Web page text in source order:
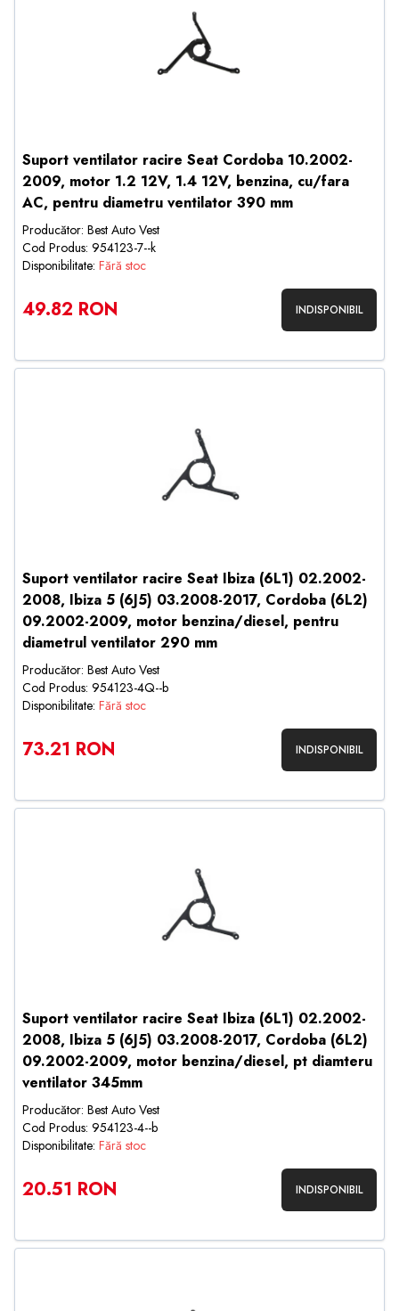
Suport ventilator racire Seat Cordoba 10.2002-
2009, motor 1.2 12V, 1.4 12V, benzina, cu/fara
AC, pentru diametru ventilator 390 mm
Producător: Best Auto Vest
Cod Produs: 954123-7--k
Disponibilitate: Fără stoc
49.82 RON INDISPONIBIL
Suport ventilator racire Seat Ibiza (6L1) 02.2002-
2008, Ibiza 5 (6J5) 03.2008-2017, Cordoba (6L2)
09.2002-2009, motor benzina/diesel, pentru
diametrul ventilator 290 mm
Producător: Best Auto Vest
Cod Produs: 954123-4Q--b
Disponibilitate: Fără stoc
73.21 RON INDISPONIBIL
Suport ventilator racire Seat Ibiza (6L1) 02.2002-
2008, Ibiza 5 (6J5) 03.2008-2017, Cordoba (6L2)
09.2002-2009, motor benzina/diesel, pt diamteru
ventilator 345mm
Producător: Best Auto Vest
Cod Produs: 954123-4--b
Disponibilitate: Fără stoc
20.51 RON INDISPONIBIL